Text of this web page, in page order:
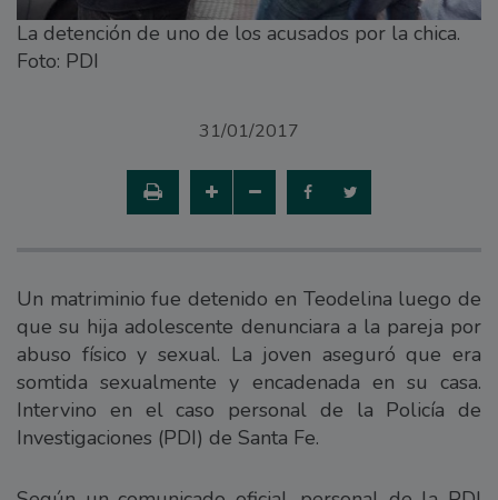
La detención de uno de los acusados por la chica.
Foto: PDI
31/01/2017
Un matriminio fue detenido en Teodelina luego de
que su hija adolescente denunciara a la pareja por
abuso físico y sexual. La joven aseguró que era
somtida sexualmente y encadenada en su casa.
Intervino en el caso personal de la Policía de
Investigaciones (PDI) de Santa Fe.